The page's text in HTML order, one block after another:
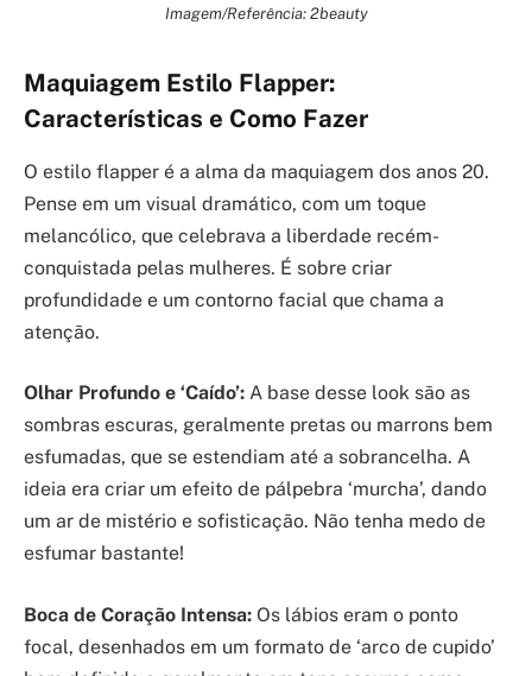
Imagem/Referência: 2beauty
Maquiagem Estilo Flapper:
Características e Como Fazer
O estilo flapper é a alma da maquiagem dos anos 20.
Pense em um visual dramático, com um toque
melancólico, que celebrava a liberdade recém-
conquistada pelas mulheres. É sobre criar
profundidade e um contorno facial que chama a
atenção.
Olhar Profundo e ‘Caído’: A base desse look são as
sombras escuras, geralmente pretas ou marrons bem
esfumadas, que se estendiam até a sobrancelha. A
ideia era criar um efeito de pálpebra ‘murcha’, dando
um ar de mistério e sofisticação. Não tenha medo de
esfumar bastante!
Boca de Coração Intensa: Os lábios eram o ponto
focal, desenhados em um formato de ‘arco de cupido’